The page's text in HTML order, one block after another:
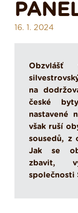
16. 1. 2024
na
české
nastavené
však ruší
sousedů, z
Jak se
zbavit,
společnosti